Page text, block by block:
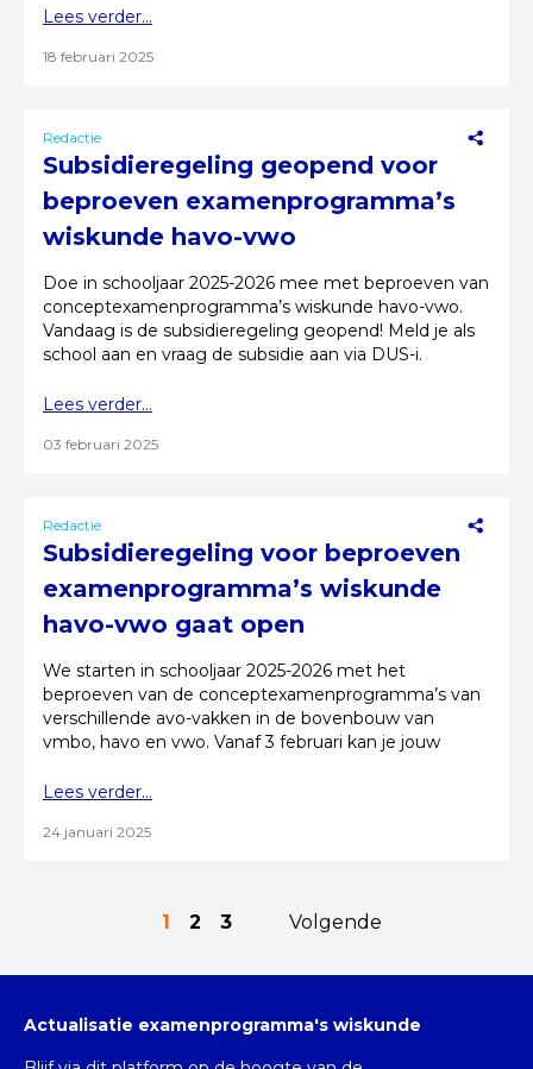
Lees verder...
18 februari 2025
Redactie
Subsidieregeling geopend voor
beproeven examenprogramma’s
wiskunde havo-vwo
Doe in schooljaar 2025-2026 mee met beproeven van
conceptexamenprogramma’s wiskunde havo-vwo.
Vandaag is de subsidieregeling geopend! Meld je als
school aan en vraag de subsidie aan via DUS-i.
Lees verder...
03 februari 2025
Redactie
Subsidieregeling voor beproeven
examenprogramma’s wiskunde
havo-vwo gaat open
We starten in schooljaar 2025-2026 met het
beproeven van de conceptexamenprogramma’s van
verschillende avo-vakken in de bovenbouw van
vmbo, havo en vwo. Vanaf 3 februari kan je jouw
Lees verder...
24 januari 2025
1 2 3 Volgende
Actualisatie examenprogramma's wiskunde